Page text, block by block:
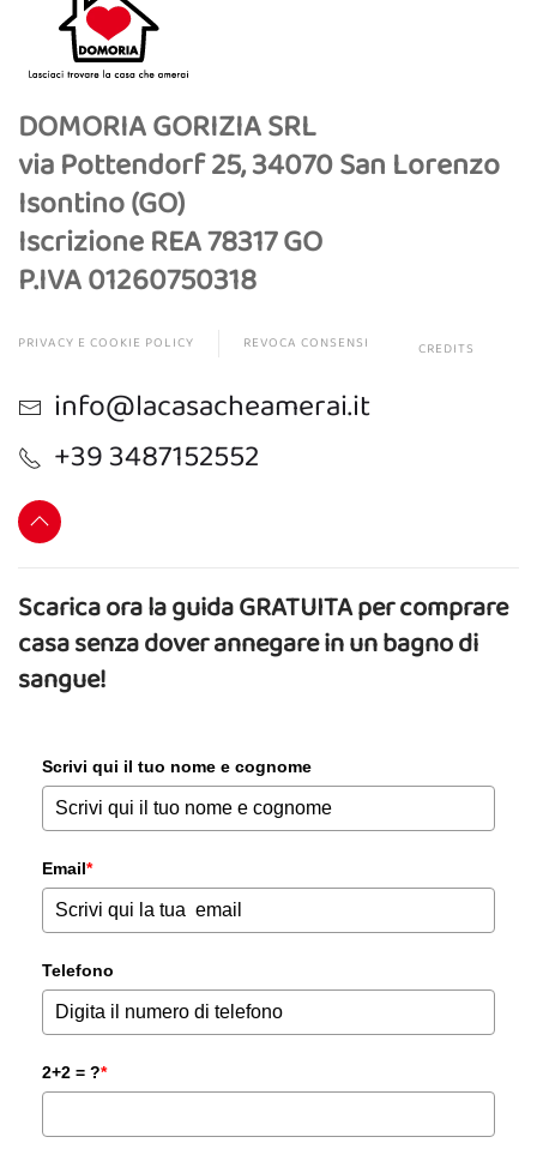
DOMORIA GORIZIA SRL
via Pottendorf 25, 34070 San Lorenzo
Isontino (GO)
Iscrizione REA 78317 GO
P.IVA 01260750318
PRIVACY E COOKIE POLICY REVOCA CONSENSI CREDITS
info@lacasacheamerai.it
+39 3487152552
Scarica ora la guida GRATUITA per comprare
casa senza dover annegare in un bagno di
sangue!
Scrivi qui il tuo nome e cognome
Email*
Telefono
2+2 = ?*